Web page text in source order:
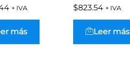
+ IVA
más
$823.54 + IVA
$823.54
Leer más